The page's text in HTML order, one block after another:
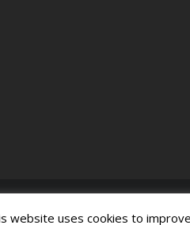
website uses cookies to